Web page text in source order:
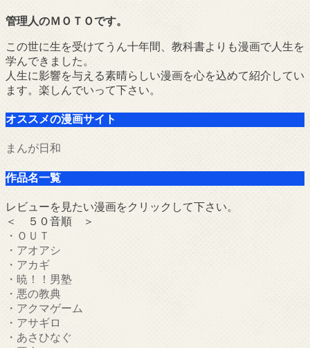
管理人のＭＯＴＯです。
この世に生を受けてうん十年間、教科書よりも漫画で人生を
学んできました。
人生に影響を与える素晴らしい漫画を心を込めて紹介してい
ます。楽しんでいって下さい。
オススメの漫画サイト
まんが日和
作品名一覧
レビューを見たい漫画をクリックして下さい。
＜ ５０音順 ＞
・ＯＵＴ
・アオアシ
・アカギ
・暁！！男塾
・悪の教典
・アクマゲーム
・アサギロ
・あさひなぐ